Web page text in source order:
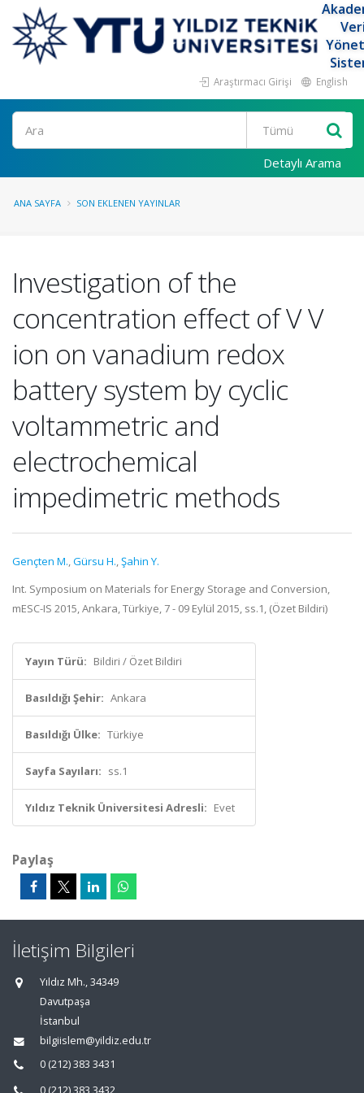
Araştırmacı Girişi English
Ara
Detaylı Arama
ANA SAYFA SON EKLENEN YAYINLAR
Investigation of the
concentration effect of V V
ion on vanadium redox
battery system by cyclic
voltammetric and
electrochemical
impedimetric methods
Gençten M.,Gürsu H.,Şahin Y.
Int. Symposium on Materials for Energy Storage and Conversion,
mESC-IS 2015, Ankara, Türkiye, 7 - 09 Eylül 2015, ss.1, (Özet Bildiri)
Yayın Türü: Bildiri / Özet Bildiri
Basıldığı Şehir: Ankara
Basıldığı Ülke: Türkiye
Sayfa Sayıları: ss.1
Yıldız Teknik Üniversitesi Adresli: Evet
Paylaş
İletişim Bilgileri
Yıldız Mh., 34349
Davutpaşa
İstanbul
bilgiislem@yildiz.edu.tr
0 (212) 383 3431
0 (212) 383 3432